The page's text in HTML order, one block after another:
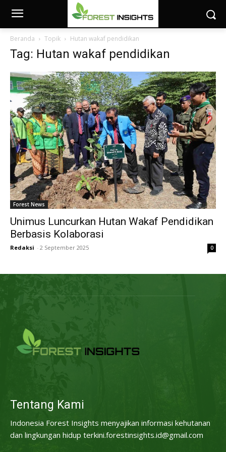
Beranda Topik Hutan wakaf pendidikan
Tag: Hutan wakaf pendidikan
Forest News
Unimus Luncurkan Hutan Wakaf Pendidikan
Berbasis Kolaborasi
Redaksi - 2 September 2025 0
Tentang Kami
Indonesia Forest Insights menyajikan informasi kehutanan
dan lingkungan hidup terkini.forestinsights.id@gmail.com